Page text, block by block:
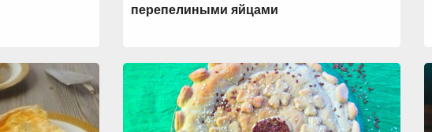
перепелиными яйцами